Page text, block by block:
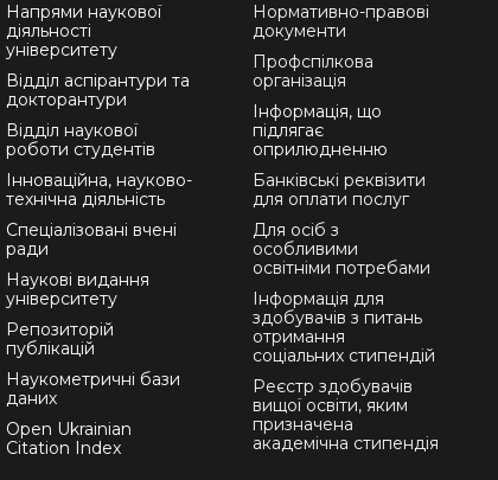
Напрями наукової
діяльності
університету
Відділ аспірантури та
докторантури
Відділ наукової
роботи студентів
Інноваційна, науково-
технічна діяльність
Спеціалізовані вчені
ради
Наукові видання
університету
Репозиторій
публікацій
Наукометричні бази
даних
Open Ukrainian
Citation Index
Нормативно-правові
документи
Профспілкова
організація
Інформація, що
підлягає
оприлюдненню
Банківські реквізити
для оплати послуг
Для осіб з
особливими
освітніми потребами
Інформація для
здобувачів з питань
отримання
соціальних стипендій
Реєстр здобувачів
вищої освіти, яким
призначена
академічна стипендія